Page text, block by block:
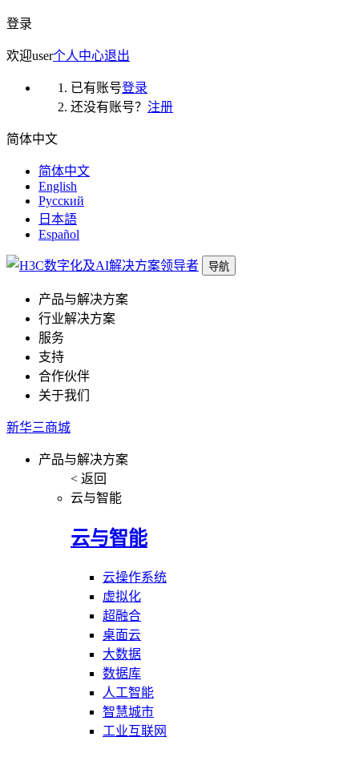
登录
欢迎user个人中心退出
已有账号登录
还没有账号？ 注册
简体中文
简体中文
English
Русский
日本語
Español
导航
产品与解决方案
行业解决方案
服务
支持
合作伙伴
关于我们
新华三商城
产品与解决方案
< 返回
云与智能
云与智能
云操作系统
虚拟化
超融合
桌面云
大数据
数据库
人工智能
智慧城市
工业互联网